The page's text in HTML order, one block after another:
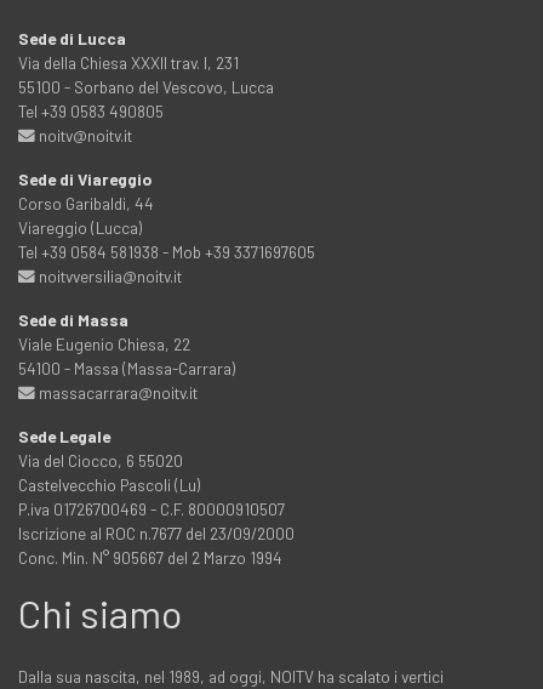
Sede di Lucca
Via della Chiesa XXXII trav. I, 231
55100 - Sorbano del Vescovo, Lucca
Tel +39 0583 490805
noitv@noitv.it
Sede di Viareggio
Corso Garibaldi, 44
Viareggio (Lucca)
Tel +39 0584 581938 - Mob +39 3371697605
noitvversilia@noitv.it
Sede di Massa
Viale Eugenio Chiesa, 22
54100 - Massa (Massa-Carrara)
massacarrara@noitv.it
Sede Legale
Via del Ciocco, 6 55020
Castelvecchio Pascoli (Lu)
P.iva 01726700469 - C.F. 80000910507
Iscrizione al ROC n.7677 del 23/09/2000
Conc. Min. N° 905667 del 2 Marzo 1994
Chi siamo
Dalla sua nascita, nel 1989, ad oggi, NOITV ha scalato i vertici